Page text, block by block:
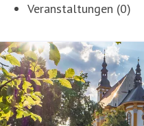
Veranstaltungen (0)